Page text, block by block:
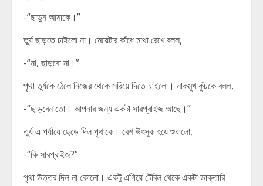
-“ছাড়ুন আমাকে।”
তুর্য ছাড়তে চাইলো না। মেয়েটার কাঁধে মাথা রেখে বলল,
-“না, ছাড়বো না।”
পৃথা তুর্যকে ঠেলে নিজের থেকে সরিয়ে দিতে চাইলো। নাকমুখ কুঁচকে বলল,
-“ছাড়বেন তো। আপনার জন্য একটা সারপ্রাইজ আছে।”
তুর্য এ পর্যায়ে ছেড়ে দিল পৃথাকে। বেশ উৎসুক হয়ে শুধালো,
-“কি সারপ্রাইজ?”
পৃথা উত্তর দিল না কোনো। একটু এগিয়ে টেবিল থেকে একটা ডাক্তারি